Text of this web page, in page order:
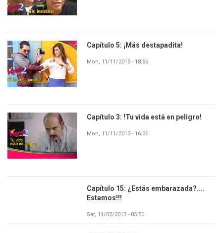
Capítulo 5: ¡Más destapadita!
Mon, 11/11/2013 - 18:56
Capítulo 3: !Tu vida está en peligro!
Mon, 11/11/2013 - 16:36
Capítulo 15: ¿Estás embarazada?....
Estamos!!!
Sat, 11/02/2013 - 05:50